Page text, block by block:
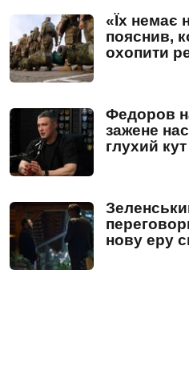
«Їх немає
пояснив,
охопити
Федоров
зажене
глухий кут
нову еру